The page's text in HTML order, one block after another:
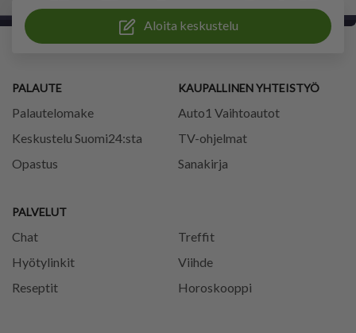
Aloita keskustelu
PALAUTE
Palautelomake
Keskustelu Suomi24:sta
Opastus
PALVELUT
Chat
Treffit
Hyötylinkit
Viihde
Reseptit
Horoskooppi
KAUPALLINEN YHTEISTYÖ
Auto1 Vaihtoautot
TV-ohjelmat
Sanakirja